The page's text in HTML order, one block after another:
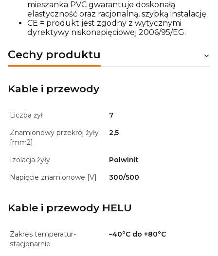
mieszanka PVC gwarantuje doskonałą
elastyczność oraz racjonalną, szybką instalację.
CE = produkt jest zgodny z wytycznymi
dyrektywy niskonapięciowej 2006/95/EG.
Cechy produktu
Kable i przewody
Liczba żył
7
Znamionowy przekrój żyły
[mm2]
2,5
Izolacja żyły
Polwinit
Napięcie znamionowe [V]
300/500
Kable i przewody HELU
Zakres temperatur-
stacjonarnie
–40°C do +80°C